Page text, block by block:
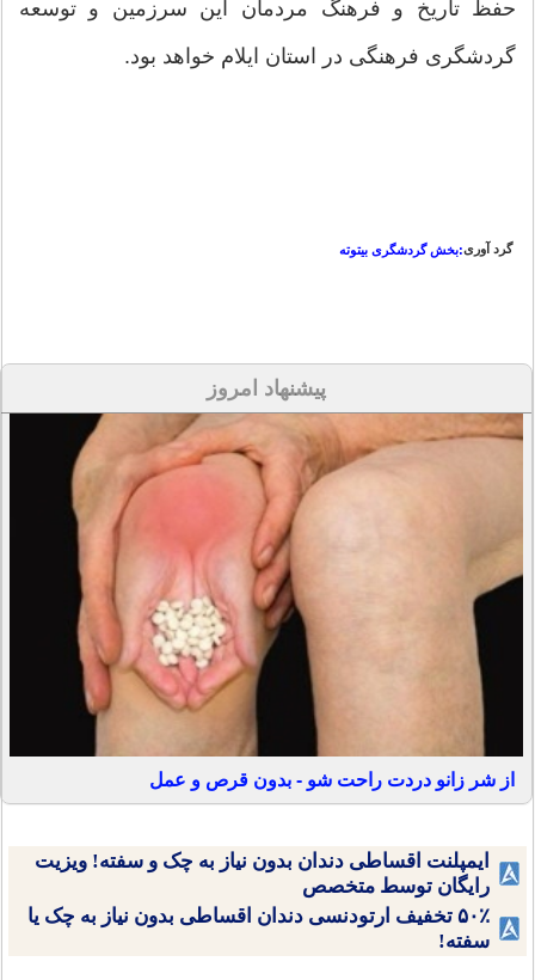
حفظ تاریخ و فرهنگ مردمان این سرزمین و توسعه
گردشگری فرهنگی در استان ایلام خواهد بود.
گرد آوری:بخش گردشگری بیتوته
پیشنهاد امروز
از شر زانو دردت راحت شو - بدون قرص و عمل
ایمپلنت اقساطی دندان بدون نیاز به چک و سفته! ویزیت
رایگان توسط متخصص
۵۰٪ تخفیف ارتودنسی دندان اقساطی بدون نیاز به چک یا
سفته!